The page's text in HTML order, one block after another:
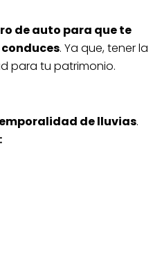
de auto para que te
. Ya que, tener la
para tu patrimonio.
de lluvias.